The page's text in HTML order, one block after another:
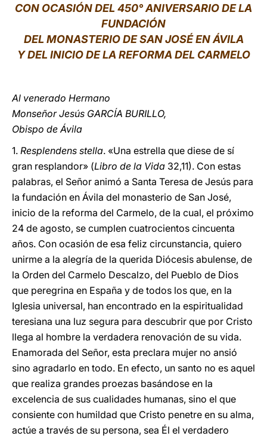
CON OCASIÓN DEL 450° ANIVERSARIO DE LA
FUNDACIÓN
DEL MONASTERIO DE SAN JOSÉ EN ÁVILA
Y DEL INICIO DE LA REFORMA DEL CARMELO
Al venerado Hermano
Monseñor Jesús GARCÍA BURILLO,
Obispo de Ávila
1. Resplendens stella. «Una estrella que diese de sí
gran resplandor» (Libro de la Vida 32,11). Con estas
palabras, el Señor animó a Santa Teresa de Jesús para
la fundación en Ávila del monasterio de San José,
inicio de la reforma del Carmelo, de la cual, el próximo
24 de agosto, se cumplen cuatrocientos cincuenta
años. Con ocasión de esa feliz circunstancia, quiero
unirme a la alegría de la querida Diócesis abulense, de
la Orden del Carmelo Descalzo, del Pueblo de Dios
que peregrina en España y de todos los que, en la
Iglesia universal, han encontrado en la espiritualidad
teresiana una luz segura para descubrir que por Cristo
llega al hombre la verdadera renovación de su vida.
Enamorada del Señor, esta preclara mujer no ansió
sino agradarlo en todo. En efecto, un santo no es aquel
que realiza grandes proezas basándose en la
excelencia de sus cualidades humanas, sino el que
consiente con humildad que Cristo penetre en su alma,
actúe a través de su persona, sea Él el verdadero